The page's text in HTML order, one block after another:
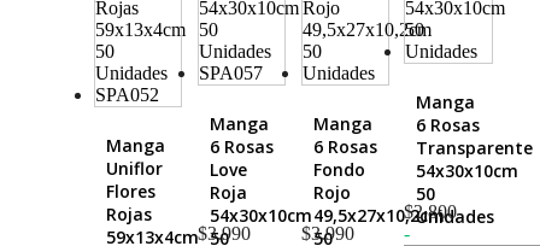
Manga
Uniflor
Flores
Rojas
59x13x4cm
Manga
6 Rosas
Love
Roja
54x30x10cm
50
$3.990
Manga
6 Rosas
Fondo
Rojo
49,5x27x10,2cm
50
$3.990
Manga
6 Rosas
Transparente
54x30x10cm
50
Unidades
$2.800
-Manga